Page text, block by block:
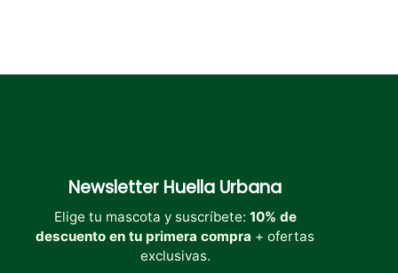
Newsletter Huella Urbana
Elige tu mascota y suscríbete: 10% de
descuento en tu primera compra + ofertas
exclusivas.